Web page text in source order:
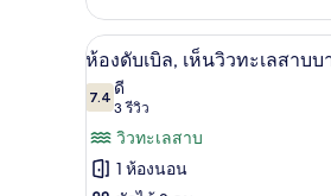
เกี่ยว
กับ
ห้อง
สแตนดาร์ด
ดับเบิล
เปิด
ภาพถ่าย
ทั้งหมด
ของ
ห้อง
9
ห้องดับเบิล, เห็นวิวทะเลสาบบ
7.47.4 จาก 10
ดี
3 รีวิว
(3
รีวิว)
วิวทะเลสาบ
1 ห้องนอน